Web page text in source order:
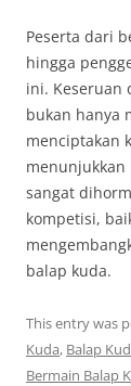
Peserta dari
hingga
ini. Keseruan
bukan hanya
menciptakan
menunjukkan
sangat
kompetisi,
balap kuda.
This entry was
Kuda, Balap
Bermain Balap